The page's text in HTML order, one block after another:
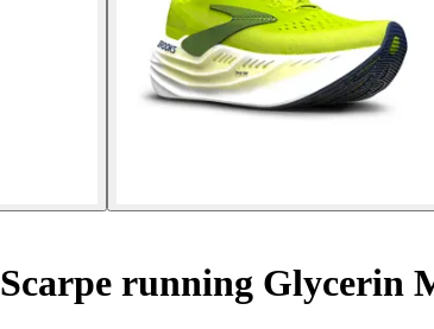
Scarpe running Glycerin